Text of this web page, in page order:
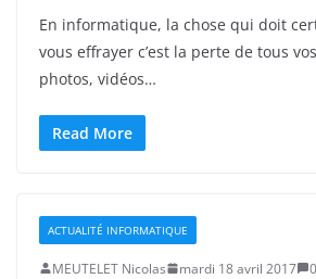
En informatique, la chose qui doit
vous effrayer c’est la perte de tous
photos, vidéos…
Read More
ACTUALITÉ INFORMATIQUE
MEUTELET Nicolas mardi 18 avril 2017